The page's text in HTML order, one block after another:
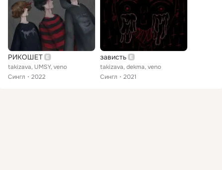
РИКОШЕТ
takizava, UMSY, veno
Сингл
2022
зависть
takizava, dekma, veno
Сингл
2021